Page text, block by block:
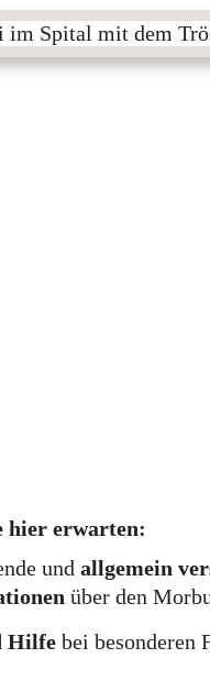
hier erwarten:
und allgemein
über den
Hilfebei besonderen